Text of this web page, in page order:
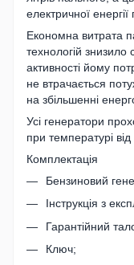
електричної
Економна витрата
технологій
активності йому
не втрачається
на збільшенні
Усі генератори
при температурі
Комплектація
Бензиновий
Інструкція з
Гарантійний
Ключ;